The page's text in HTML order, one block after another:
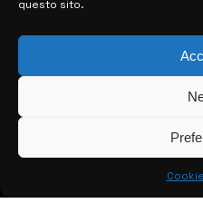
questo sito.